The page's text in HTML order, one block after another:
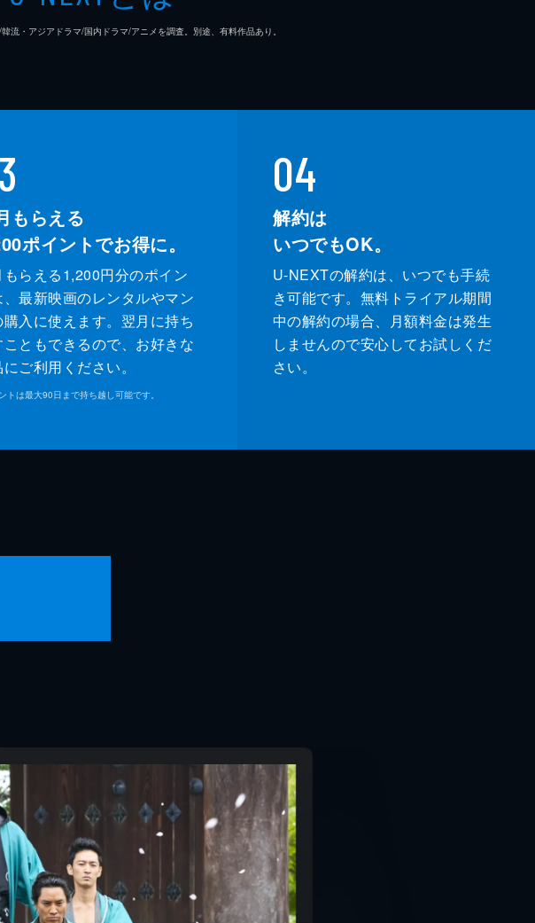
・アジアドラマ/国内ドラマ/アニメを調査。別途、有料作品あり。
もらえる
ポイントでお得に。
もらえる1,200円分のポイン
、最新映画のレンタルやマン
購入に使えます。翌月に持ち
こともできるので、お好きな
ご利用ください。
トは最大90日まで持ち越し可能です。
04
解約は
いつでもOK。
U-NEXTの解約は、いつでも手続
き可能です。無料トライアル期間
中の解約の場合、月額料金は発生
しませんので安心してお試しくだ
さい。